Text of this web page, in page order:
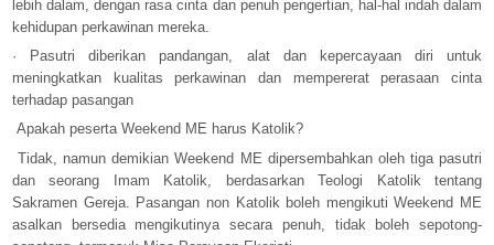
lebih dalam, dengan rasa cinta dan penuh pengertian, hal-hal indah dalam
kehidupan perkawinan mereka.
·
Pasutri diberikan pandangan, alat dan kepercayaan diri untuk
meningkatkan kualitas perkawinan dan mempererat perasaan cinta
terhadap pasangan
Apakah peserta Weekend ME harus Katolik?
Tidak, namun demikian Weekend ME dipersembahkan oleh tiga pasutri
dan seorang Imam Katolik, berdasarkan Teologi Katolik tentang
Sakramen Gereja. Pasangan non Katolik boleh mengikuti Weekend ME
asalkan bersedia mengikutinya secara penuh, tidak boleh sepotong-